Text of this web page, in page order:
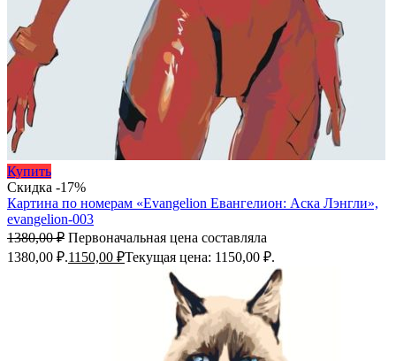
Купить
Скидка -17%
Картина по номерам «Evangelion Евангелион: Аска Лэнгли»,
evangelion-003
1380,00₽ Первоначальная цена составляла
1380,00 ₽.1150,00 ₽Текущая цена: 1150,00 ₽.